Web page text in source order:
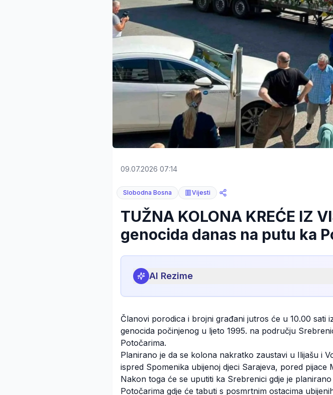
09.07.2026 07:14
Slobodna Bosna Vijesti
TUŽNA KOLONA KREĆE IZ
genocida danas na putu ka
AI Rezime
Članovi porodica i brojni građani jutros će u 10.00 sati
genocida počinjenog u ljeto 1995. na području
Potočarima.
Planirano je da se kolona nakratko zaustavi u Ilijašu i
ispred Spomenika ubijenoj djeci Sarajeva, pored pijace
Nakon toga će se uputiti ka Srebrenici gdje je
Potočarima gdje će tabuti s posmrtnim ostacima